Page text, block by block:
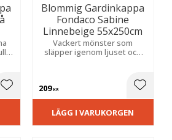
Lägg till i favoriter
Blommig Gardinkappa
Fondaco Sabine
Linnebeige 55x250cm
Vackert mönster som
släpper igenom ljuset och
209KR Lägg
LÄGG I VARUKORGEN